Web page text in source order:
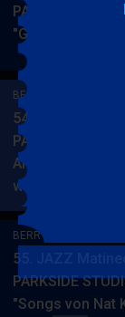
PARKSIDE
"Gypsy Jazz"
BERRY BLUE & BAND
54. JAZZ
PARKSIDE
American
wunderbare
BERRY BLUE & BAND
55. JAZZ
PARKSIDE
"Songs von Nat